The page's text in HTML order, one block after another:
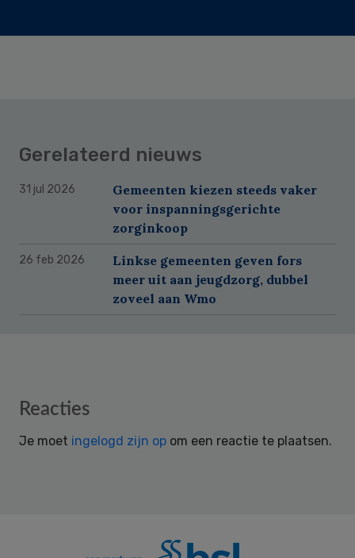
Gerelateerd nieuws
31 jul 2026
Gemeenten kiezen steeds vaker
voor inspanningsgerichte
zorginkoop
26 feb 2026
Linkse gemeenten geven fors
meer uit aan jeugdzorg, dubbel
zoveel aan Wmo
Reader
Reacties
Je moet ingelogd zijn op om een reactie te plaatsen.